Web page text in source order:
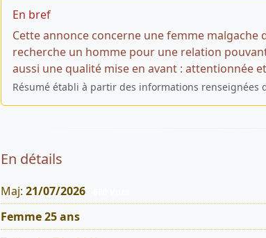
En bref
Cette annonce concerne une femme malgache
recherche un homme pour une relation
aussi une qualité mise en avant : attentionnée
Résumé établi à partir des informations renseignées
En détails
Maj: 21/07/2026
Femme 25 ans